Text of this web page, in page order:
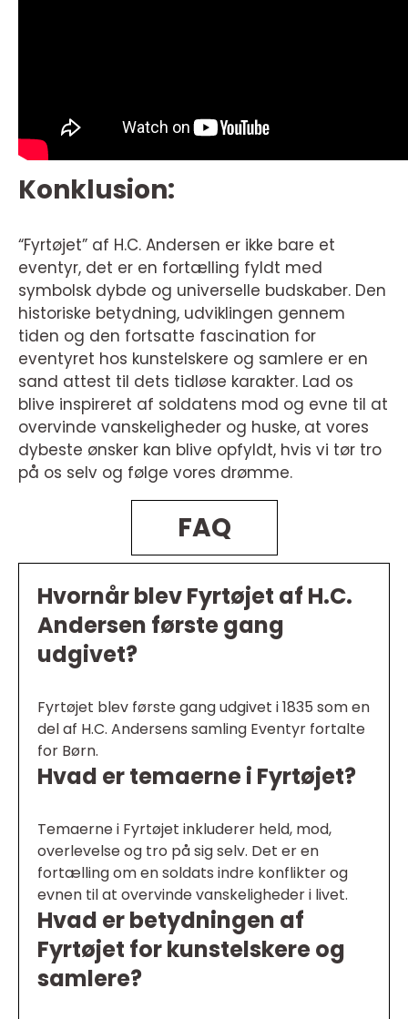
Konklusion:
“Fyrtøjet” af H.C. Andersen er ikke bare et
eventyr, det er en fortælling fyldt med
symbolsk dybde og universelle budskaber. Den
historiske betydning, udviklingen gennem
tiden og den fortsatte fascination for
eventyret hos kunstelskere og samlere er en
sand attest til dets tidløse karakter. Lad os
blive inspireret af soldatens mod og evne til at
overvinde vanskeligheder og huske, at vores
dybeste ønsker kan blive opfyldt, hvis vi tør tro
på os selv og følge vores drømme.
FAQ
Hvornår blev Fyrtøjet af H.C.
Andersen første gang
udgivet?
Fyrtøjet blev første gang udgivet i 1835 som en
del af H.C. Andersens samling Eventyr fortalte
for Børn.
Hvad er temaerne i Fyrtøjet?
Temaerne i Fyrtøjet inkluderer held, mod,
overlevelse og tro på sig selv. Det er en
fortælling om en soldats indre konflikter og
evnen til at overvinde vanskeligheder i livet.
Hvad er betydningen af
Fyrtøjet for kunstelskere og
samlere?